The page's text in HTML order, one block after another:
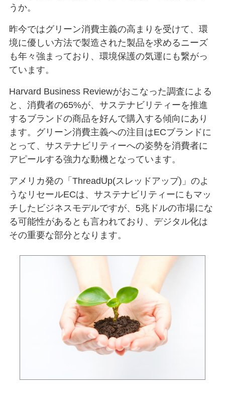
うか。
昨今ではグリーン消費主義の高まりを受けて、環
境に優しい方法で製造された製品を求めるニーズ
も年々強まっており、環境保護の気運にも繋がっ
ています。
Harvard Business Reviewがおこなった調査による
と、消費者の65%が、サステナビリティーを推進
するブランドの商品を好んで購入する傾向にあり
ます。グリーン消費主義への注目はECブランドに
とって、サステナビリティーへの姿勢を消費者に
アピールする強力な動機となっています。
アメリカ発の「ThreadUp(スレッドアップ)」のよ
うなリセールECは、サステナビリティーにもマッ
チしたビジネスモデルですが、5兆ドルの市場にな
る可能性があるとも言われており、デジタル化は
その重要な部分となります。